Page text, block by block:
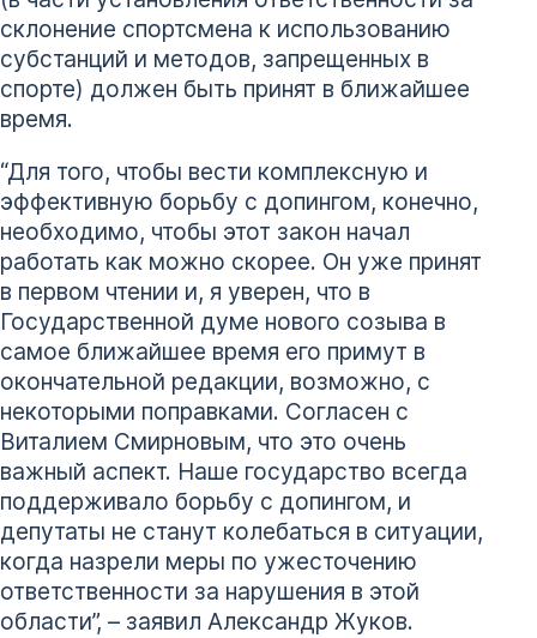
склонение спортсмена к использованию
субстанций и методов, запрещенных в
спорте) должен быть принят в ближайшее
время.
“Для того, чтобы вести комплексную и
эффективную борьбу с допингом, конечно,
необходимо, чтобы этот закон начал
работать как можно скорее. Он уже принят
в первом чтении и, я уверен, что в
Государственной думе нового созыва в
самое ближайшее время его примут в
окончательной редакции, возможно, с
некоторыми поправками. Согласен с
Виталием Смирновым, что это очень
важный аспект. Наше государство всегда
поддерживало борьбу с допингом, и
депутаты не станут колебаться в ситуации,
когда назрели меры по ужесточению
ответственности за нарушения в этой
области”, – заявил Александр Жуков.